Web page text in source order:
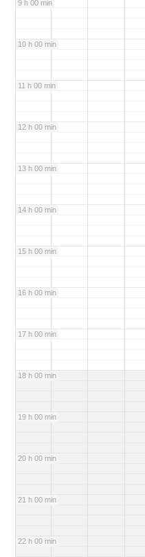
9 h 00 min
10 h 00 min
11 h 00 min
12 h 00 min
13 h 00 min
14 h 00 min
15 h 00 min
16 h 00 min
17 h 00 min
18 h 00 min
19 h 00 min
20 h 00 min
21 h 00 min
22 h 00 min